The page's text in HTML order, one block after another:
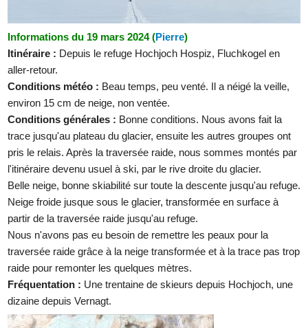
Informations du 19 mars 2024 (Pierre)
Itinéraire : Depuis le refuge Hochjoch Hospiz, Fluchkogel en
aller-retour.
Conditions météo : Beau temps, peu venté. Il a néigé la veille,
environ 15 cm de neige, non ventée.
Conditions générales : Bonne conditions. Nous avons fait la
trace jusqu'au plateau du glacier, ensuite les autres groupes ont
pris le relais. Après la traversée raide, nous sommes montés par
l'itinéraire devenu usuel à ski, par le rive droite du glacier.
Belle neige, bonne skiabilité sur toute la descente jusqu'au refuge.
Neige froide jusque sous le glacier, transformée en surface à
partir de la traversée raide jusqu'au refuge.
Nous n'avons pas eu besoin de remettre les peaux pour la
traversée raide grâce à la neige transformée et à la trace pas trop
raide pour remonter les quelques mètres.
Fréquentation : Une trentaine de skieurs depuis Hochjoch, une
dizaine depuis Vernagt.